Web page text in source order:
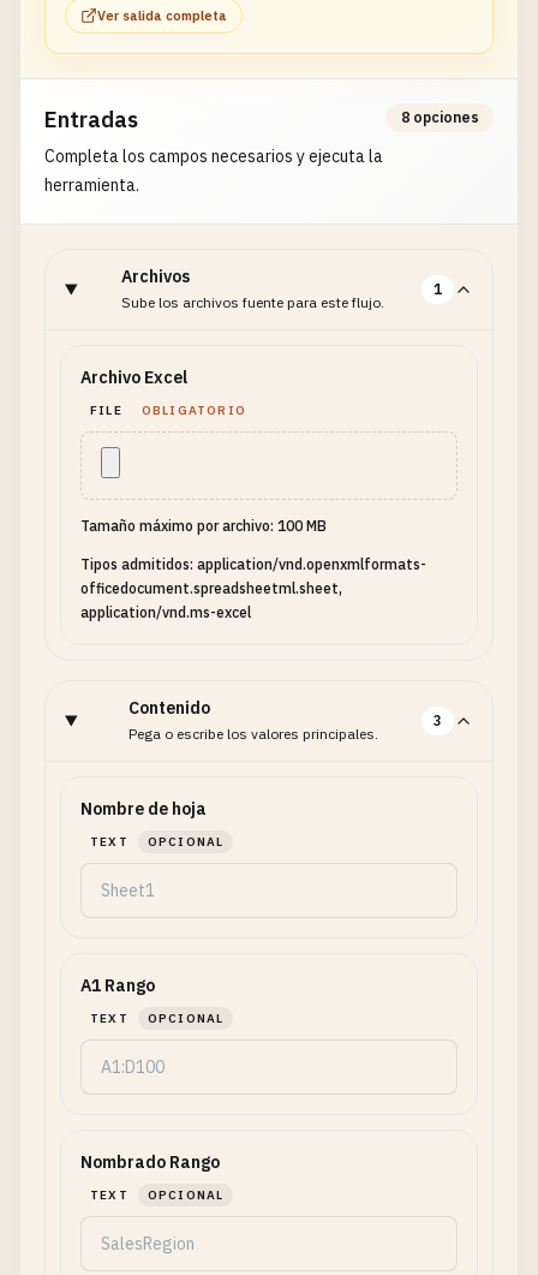
}
Ver salida completa
Entradas
Completa los campos necesarios y ejecuta la
herramienta.
8 opciones
Archivos
Sube los archivos fuente para este flujo.
1
Archivo Excel
FILE OBLIGATORIO
Tamaño máximo por archivo: 100 MB
Tipos admitidos: application/vnd.openxmlformats-
officedocument.spreadsheetml.sheet,
application/vnd.ms-excel
Contenido
Pega o escribe los valores principales.
3
Nombre de hoja
TEXT OPCIONAL
A1 Rango
TEXT OPCIONAL
Nombrado Rango
TEXT OPCIONAL